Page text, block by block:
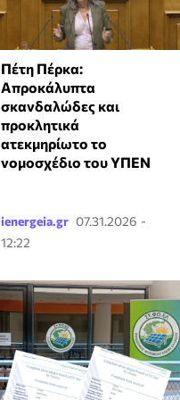
Πέτη Πέρκα:
Απροκάλυπτα
σκανδαλώδες και
προκλητικά
ατεκμηρίωτο το
νομοσχέδιο του ΥΠΕΝ
ienergeia.gr 07.31.2026 -
12:22